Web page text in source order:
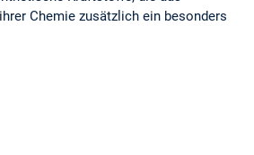
Chemie zusätzlich ein besonders